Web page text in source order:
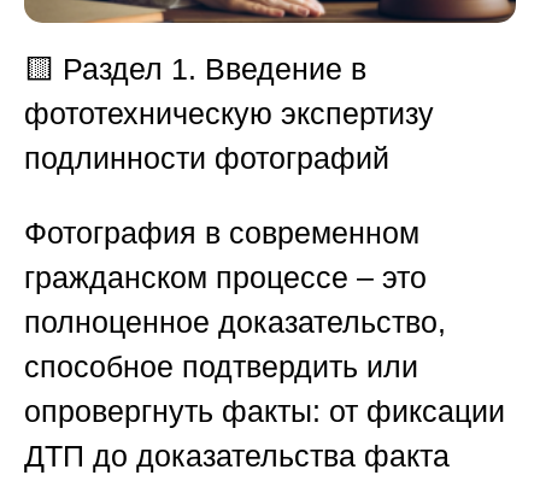
🟨 Раздел 1. Введение в
фототехническую экспертизу
подлинности фотографий
Фотография в современном
гражданском процессе – это
полноценное доказательство,
способное подтвердить или
опровергнуть факты: от фиксации
ДТП до доказательства факта